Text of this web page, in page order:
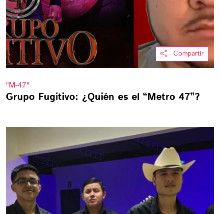
Compartir
"M-47"
Grupo Fugitivo: ¿Quién es el “Metro 47”?